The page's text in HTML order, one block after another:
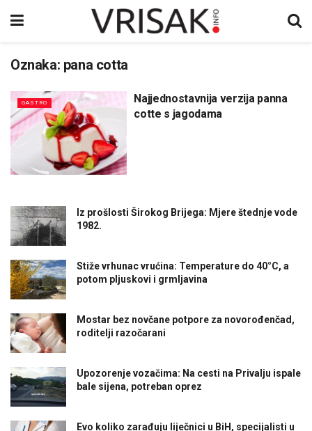
Oznaka: pana cotta
GASTRO
Najjednostavnija verzija panna
cotte s jagodama
Iz prošlosti Širokog Brijega: Mjere štednje vode
1982.
Stiže vrhunac vrućina: Temperature do 40°C, a
potom pljuskovi i grmljavina
Mostar bez novčane potpore za novorođenčad,
roditelji razočarani
Upozorenje vozačima: Na cesti na Privalju ispale
bale sijena, potreban oprez
Evo koliko zarađuju liječnici u BiH, specijalisti u